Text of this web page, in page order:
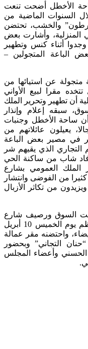
الأخطل أضحت تنعت
السنوات الماضية من
والخشب، تحتضن
المنزلية، وأشارت بعض
أثناء كنس وتطهير
الباعة المتجولين –
عن استيائها من
مقرا لبيع الأواني
أن تطهير وتحرير الملك
سبقه إعلام وإنذار
أن ساحة الأخطل وجنبات
يعيلون عائلاتهم من
في مصير بعض الباعة
التجاري الذي يقيهم شر
أفاد شاب من ساكنة الحي
الملك العمومي بشارع
من الفوضى وانتشار
من تكاثر الأزبال
السوق ورصيف شارع
أفغانستان، بعد اللقاء التواصلي، الذي نـُظم يوم الخميس 10 أبريل
واحتضنه مقر عمالة
التجاني” وبحضور
الحسني وأعضاء المجلس